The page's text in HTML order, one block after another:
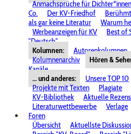
Anmachsprüche für Dichter*innen
Co.
Der KV-Friedhof
als gar keine Literatur
Warum
Werbeanzeigen für KV
Best of
"Deutsch"
Kolumnen:
Autorenkolumnen
Kolumnenarchiv
Hören &
Kanäle
... und anderes:
Unsere TOP 10
Projekte mit Texten
Plagiate
KV-Bibliothek
Aktuelle
Literaturwettbewerbe
Verlage
Foren
Übersicht
Aktuellste